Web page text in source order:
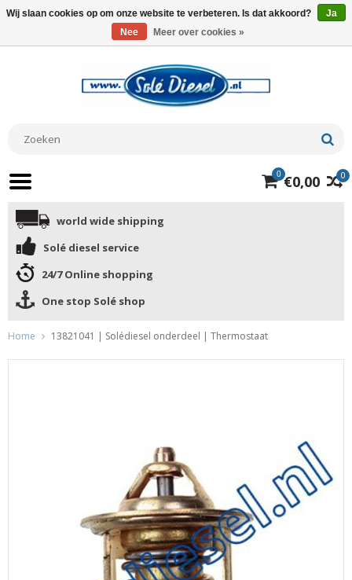
0
0 €0,00
world wide shipping
Solé diesel service
24/7 Online shopping
One stop Solé shop
Home 13821041 | Solédiesel onderdeel | Thermostaat
Wij slaan cookies op om onze website te verbeteren. Is dat akkoord?
Ja
Nee
Meer over cookies »